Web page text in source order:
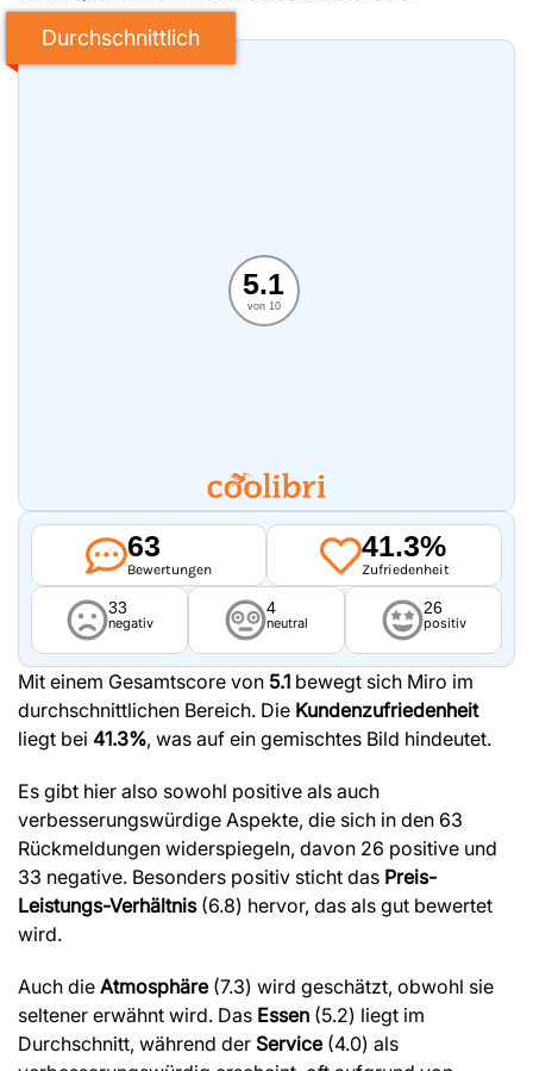
Durchschnittlich
5.1
von 10
63
Bewertungen
41.3%
Zufriedenheit
33
negativ
4
neutral
26
positiv
Mit einem Gesamtscore von 5.1 bewegt sich Miro im
durchschnittlichen Bereich. Die Kundenzufriedenheit
liegt bei 41.3%, was auf ein gemischtes Bild hindeutet.
Es gibt hier also sowohl positive als auch
verbesserungswürdige Aspekte, die sich in den 63
Rückmeldungen widerspiegeln, davon 26 positive und
33 negative. Besonders positiv sticht das Preis-
Leistungs-Verhältnis(6.8) hervor, das als gut bewertet
wird.
Auch die Atmosphäre(7.3) wird geschätzt, obwohl sie
seltener erwähnt wird. Das Essen (5.2) liegt im
Durchschnitt, während der Service(4.0) als